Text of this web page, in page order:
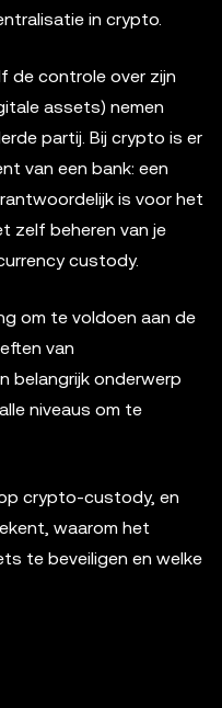
in crypto.
de controle over zijn
assets) nemen
partij. Bij crypto is er
van een bank: een
is voor het
zelf beheren van je
custody.
om te voldoen aan de
van
belangrijk onderwerp
niveaus om te
crypto-custody, en
waarom het
te beveiligen en welke